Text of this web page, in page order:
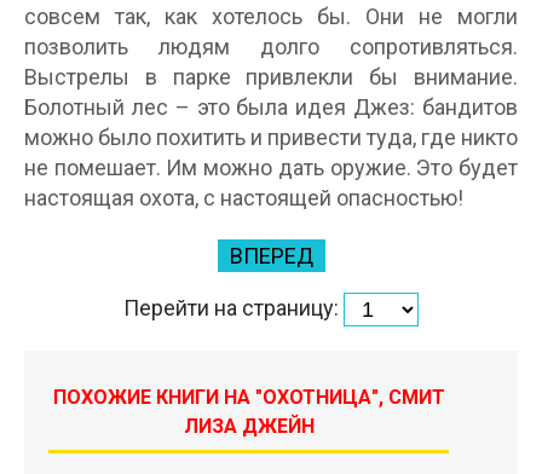
совсем так, как хотелось бы. Они не могли
позволить людям долго сопротивляться.
Выстрелы в парке привлекли бы внимание.
Болотный лес – это была идея Джез: бандитов
можно было похитить и привести туда, где никто
не помешает. Им можно дать оружие. Это будет
настоящая охота, с настоящей опасностью!
ВПЕРЕД
Перейти на страницу:
ПОХОЖИЕ КНИГИ НА "ОХОТНИЦА", СМИТ
ЛИЗА ДЖЕЙН